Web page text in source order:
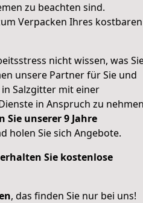
zu beachten sind.
Verpacken Ihres kostbaren
nicht wissen, was
unsere Partner für Sie und
in Salzgitter mit einer
in Anspruch zu nehmen
Sie unserer 9 Jahre
holen Sie sich Angebote.
erhalten Sie kostenlose
, das finden Sie nur bei uns!